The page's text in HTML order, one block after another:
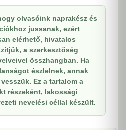
olvasóink naprakész és
jussanak, ezért
elérhető, hivatalos
a szerkesztőség
összhangban. Ha
észlelnek, annak
Ez a tartalom a
részeként, lakossági
nevelési céllal készült.